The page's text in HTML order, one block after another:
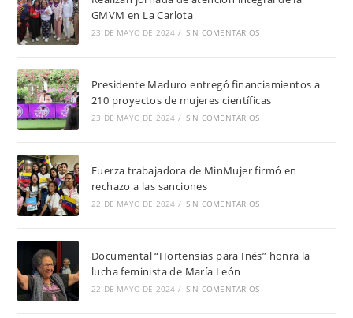
GMVM en La Carlota
23 DE MAYO DE 2024 / SIN COMENTARIOS
Presidente Maduro entregó financiamientos a
210 proyectos de mujeres científicas
23 DE MAYO DE 2024 / SIN COMENTARIOS
Fuerza trabajadora de MinMujer firmó en
rechazo a las sanciones
22 DE MAYO DE 2024 / SIN COMENTARIOS
Documental “Hortensias para Inés” honra la
lucha feminista de María León
22 DE MAYO DE 2024 / SIN COMENTARIOS